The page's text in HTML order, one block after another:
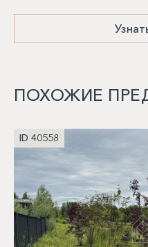
ПОХОЖИЕ
ID 40558